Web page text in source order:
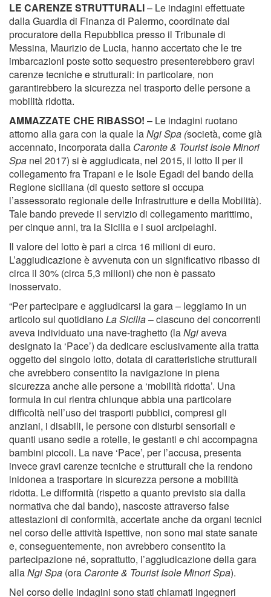
LE CARENZE STRUTTURALI– Le indagini effettuate
dalla Guardia di Finanza di Palermo, coordinate dal
procuratore della Repubblica presso il Tribunale di
Messina, Maurizio de Lucia, hanno accertato che le tre
imbarcazioni poste sotto sequestro presenterebbero gravi
carenze tecniche e strutturali: in particolare, non
garantirebbero la sicurezza nel trasporto delle persone a
mobilità ridotta.
AMMAZZATE CHE RIBASSO! – Le indagini ruotano
attorno alla gara con la quale laNgi Spa (società, come già
accennato, incorporata dalla Caronte & Tourist Isole Minori
Spa nel 2017) si è aggiudicata, nel 2015, il lotto II per il
collegamento fra Trapani e le Isole Egadi del bando della
Regione siciliana (di questo settore si occupa
l’assessorato regionale delle Infrastrutture e della Mobilità).
Tale bando prevede il servizio di collegamento marittimo,
per cinque anni, tra la Sicilia e i suoi arcipelaghi.
Il valore del lotto è pari a circa 16 milioni di euro.
L’aggiudicazione è avvenuta con un significativo ribasso di
circa il 30% (circa 5,3 milioni) che non è passato
inosservato.
“Per partecipare e aggiudicarsi la gara – leggiamo in un
articolo sul quotidianoLa Sicilia– ciascuno dei concorrenti
aveva individuato una nave-traghetto (laNgiaveva
designato la ‘Pace’) da dedicare esclusivamente alla tratta
oggetto del singolo lotto, dotata di caratteristiche strutturali
che avrebbero consentito la navigazione in piena
sicurezza anche alle persone a ‘mobilità ridotta’. Una
formula in cui rientra chiunque abbia una particolare
difficoltà nell’uso dei trasporti pubblici, compresi gli
anziani, i disabili, le persone con disturbi sensoriali e
quanti usano sedie a rotelle, le gestanti e chi accompagna
bambini piccoli. La nave ‘Pace’, per l’accusa, presenta
invece gravi carenze tecniche e strutturali che la rendono
inidonea a trasportare in sicurezza persone a mobilità
ridotta. Le difformità (rispetto a quanto previsto sia dalla
normativa che dal bando), nascoste attraverso false
attestazioni di conformità, accertate anche da organi tecnici
nel corso delle attività ispettive, non sono mai state sanate
e, conseguentemente, non avrebbero consentito la
partecipazione né, soprattutto, l’aggiudicazione della gara
allaNgi Spa (ora Caronte & Tourist Isole Minori Spa).
Nel corso delle indagini sono stati chiamati ingegneri